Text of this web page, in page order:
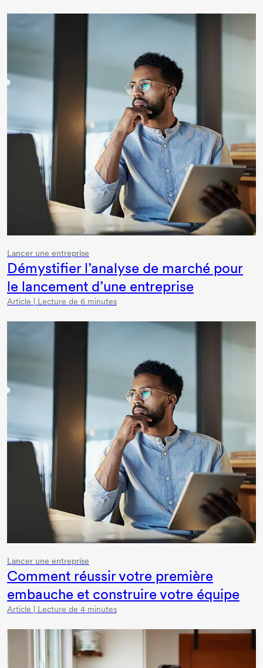
Lancer une entreprise
Démystifier l’analyse de marché pour
le lancement d’une entreprise
Article | Lecture de 6 minutes
Lancer une entreprise
Comment réussir votre première
embauche et construire votre équipe
Article | Lecture de 4 minutes